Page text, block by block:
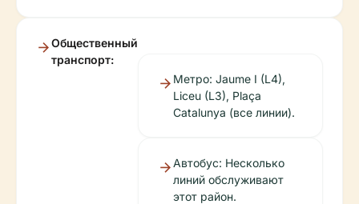
Общественный
транспорт:
Метро: Jaume I (L4),
Liceu (L3), Plaça
Catalunya (все линии).
Автобус: Несколько
линий обслуживают
этот район.